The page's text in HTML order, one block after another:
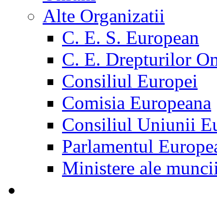
Alte Organizatii
C. E. S. European
C. E. Drepturilor
Consiliul Europei
Comisia Europeana
Consiliul Uniunii
Parlamentul
Ministere ale